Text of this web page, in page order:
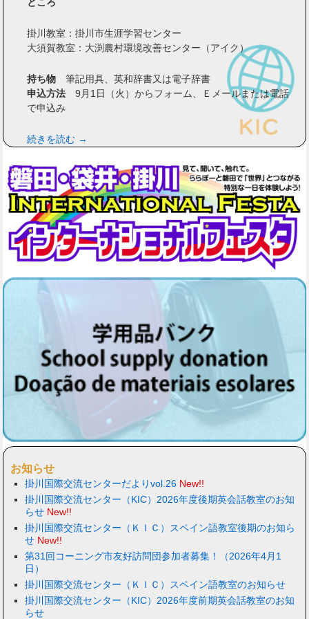
掛川教室：掛川市生涯学習センター
大須賀教室：大渕農村環境改善センター（アイク）
持ち物 筆記用具、英和辞書又は電子辞書
申込方法 9月1日（火）からフォーム、Ｅメールまたは電話
で申込み
続きを読む →
お知らせ
掛川国際交流センターだよりvol.26 New!!
掛川国際交流センター（KIC）2026年度後期英会話教室のお知
らせ New!!
掛川国際交流センター（ＫＩＣ）スペイン語教室後期のお知ら
せ New!!
第31回コーニング市友好訪問団参加者募集！（2026年4月1
日）
掛川国際交流センター（ＫＩＣ）スペイン語教室のお知らせ
掛川国際交流センター（KIC）2026年度前期英会話教室のお知
らせ